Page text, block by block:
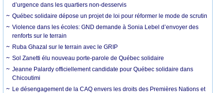
d’urgence dans les quartiers non-desservis
Québec solidaire dépose un projet de loi pour réformer le mode de scrutin
Violence dans les écoles: GND demande à Sonia Lebel d’envoyer des
renforts sur le terrain
Ruba Ghazal sur le terrain avec le GRIP
Sol Zanetti élu nouveau porte-parole de Québec solidaire
Jeanne Palardy officiellement candidate pour Québec solidaire dans
Chicoutimi
Le désengagement de la CAQ envers les droits des Premières Nations et